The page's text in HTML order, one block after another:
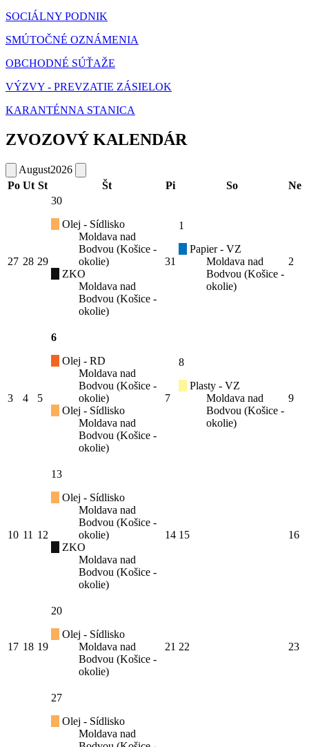
SOCIÁLNY PODNIK
SMÚTOČNÉ OZNÁMENIA
OBCHODNÉ SÚŤAŽE
VÝZVY - PREVZATIE ZÁSIELOK
KARANTÉNNA STANICA
ZVOZOVÝ KALENDÁR
August2026
Po Ut St Št Pi So Ne
27 28 29
30
Olej - Sídlisko
Moldava nad
Bodvou (Košice -
okolie)
ZKO
Moldava nad
Bodvou (Košice -
okolie)
31
1
Papier - VZ
Moldava nad
Bodvou (Košice -
okolie)
2
3 4 5
6
Olej - RD
Moldava nad
Bodvou (Košice -
okolie)
Olej - Sídlisko
Moldava nad
Bodvou (Košice -
okolie)
7
8
Plasty - VZ
Moldava nad
Bodvou (Košice -
okolie)
9
10 11 12
13
Olej - Sídlisko
Moldava nad
Bodvou (Košice -
okolie)
ZKO
Moldava nad
Bodvou (Košice -
okolie)
14 15 16
17 18 19
20
Olej - Sídlisko
Moldava nad
Bodvou (Košice -
okolie)
21 22 23
27
Olej - Sídlisko
Moldava nad